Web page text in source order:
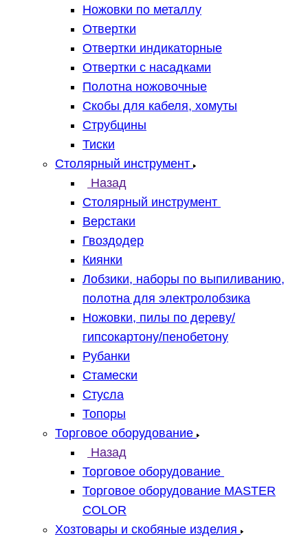
Ножовки по металлу
Отвертки
Отвертки индикаторные
Отвертки с насадками
Полотна ножовочные
Скобы для кабеля, хомуты
Струбцины
Тиски
Столярный инструмент
Назад
Столярный инструмент
Верстаки
Гвоздодер
Киянки
Лобзики, наборы по выпиливанию,
полотна для электролобзика
Ножовки, пилы по дереву/
гипсокартону/пенобетону
Рубанки
Стамески
Стусла
Топоры
Торговое оборудование
Назад
Торговое оборудование
Торговое оборудование MASTER
COLOR
Хозтовары и скобяные изделия